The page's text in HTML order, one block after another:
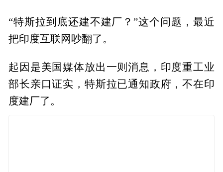
“特斯拉到底还建不建厂？”这个问题，最近
把印度互联网吵翻了。
起因是美国媒体放出一则消息，印度重工业
部长亲口证实，特斯拉已通知政府，不在印
度建厂了。